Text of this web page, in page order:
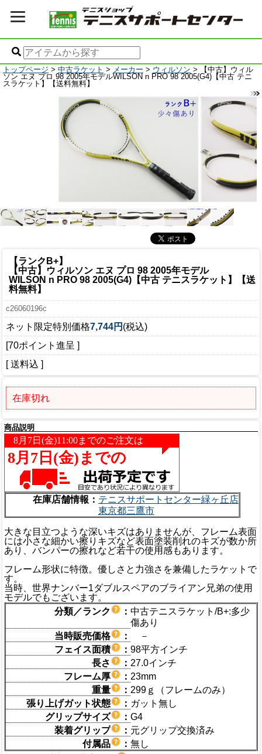
トップページ > 中古ラケット > メーカー > ウィルソン > 【中古】ウィル
ソン エヌ プロ 98 2005年モデルWILSON n PRO 98 2005(G4)【中古 テニ
スラケット】【送料無料】
【ランクB+】
【中古】ウィルソン エヌ プロ 98 2005年モデル
WILSON n PRO 98 2005(G4)【中古 テニスラケット】【送
料無料】
c26060196c
ネット限定特別価格7,744円 (税込)
[70ポイント進呈 ]
[ 送料込 ]
在庫切れ
商品説明
在庫店舗情報： テニスサポートセンター緑ヶ丘店
東京都三鷹市
大きな目立つような深いキズはありませんが、フレーム表面
には小さな細かい擦りキズなど表面塗装削れのキズが数か所
あり、バンパーの擦れなど若干の使用感もあります。
フレーム形状に特徴。優しさと力強さを兼備したラケットで
す。
当時、世界ナンバー1ダブルスペアのブライアン兄弟の使用
モデルでもございます。
分類／ランク
： 中古テニスラケット/B+:多少
傷あり
当時販売価格
：
－
フェイス面積
： 98平方インチ
長さ
： 27.0インチ
フレーム厚
： 23mm
重量
： 299ｇ（フレームのみ）
張り上げガット状態
： ガット無し
グリップサイズ
： G4
装着グリップ
： 元グリップ交換済み
付属品
： 無し